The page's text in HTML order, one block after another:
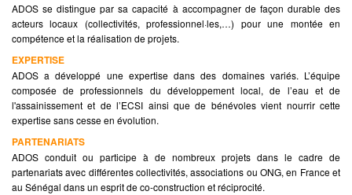
ADOS se distingue par sa capacité à accompagner de façon durable des
acteurs locaux (collectivités, professionnel·les,…) pour une montée en
compétence et la réalisation de projets.
EXPERTISE
ADOS a développé une expertise dans des domaines variés. L’équipe
composée de professionnels du développement local, de l’eau et de
l'assainissement et de l’ECSI ainsi que de bénévoles vient nourrir cette
expertise sans cesse en évolution.
PARTENARIATS
ADOS conduit ou participe à de nombreux projets dans le cadre de
partenariats avec différentes collectivités, associations ou ONG, en France et
au Sénégal dans un esprit de co-construction et réciprocité.